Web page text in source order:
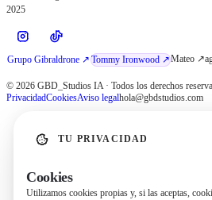
2025
Grupo Gibraldrone ↗ Tommy Ironwood ↗Mateo ↗
© 2026 GBD_Studios IA · Todos los derechos
PrivacidadCookiesAviso legalhola@gbdstudios.com
TU PRIVACIDAD
Cookies
Utilizamos cookies propias y, si las aceptas,